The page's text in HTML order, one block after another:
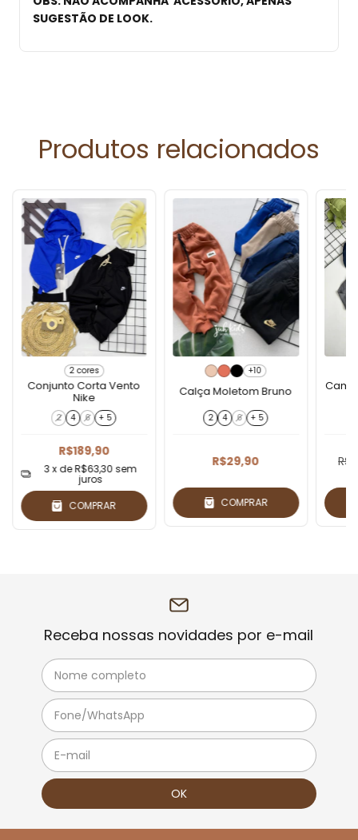
SUGESTÃO DE LOOK.
Produtos relacionados
2 cores
Conjunto Corta Vento
Nike
2 4 6 + 5
R$189,90
3x deR$63,30 sem
juros
COMPRAR
+10
Calça Moletom Bruno
2 4 6 + 5
R$29,90
COMPRAR
Receba nossas novidades por e-mail